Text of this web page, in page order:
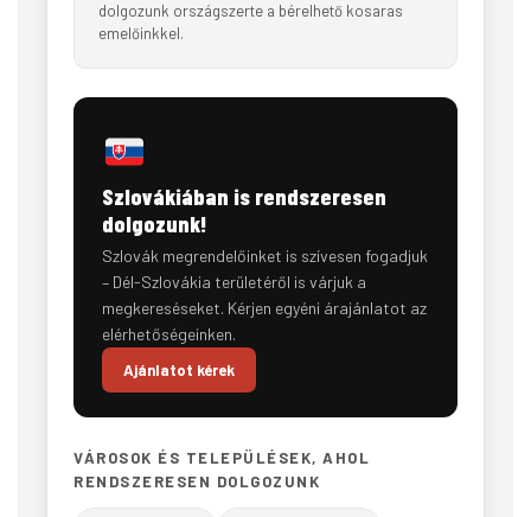
dolgozunk országszerte a bérelhető kosaras
emelőinkkel.
Szlovákiában is rendszeresen
dolgozunk!
Szlovák megrendelőinket is szívesen fogadjuk
– Dél-Szlovákia területéről is várjuk a
megkereséseket. Kérjen egyéni árajánlatot az
elérhetőségeinken.
Ajánlatot kérek
VÁROSOK ÉS TELEPÜLÉSEK, AHOL
RENDSZERESEN DOLGOZUNK